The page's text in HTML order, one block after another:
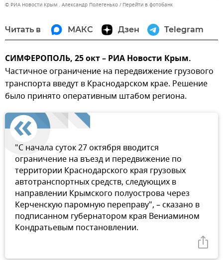
© РИА Новости Крым . Александр Полегенько Перейти в фотобанк
Читать в МАКС Дзен Telegram
СИМФЕРОПОЛЬ, 25 окт – РИА Новости Крым.
Частичное ограничение на передвижение грузового
транспорта введут в Краснодарском крае. Решение
было принято оперативным штабом региона.
"С начала суток 27 октября вводится
ограничение на въезд и передвижение по
территории Краснодарского края грузовых
автотранспортных средств, следующих в
направлении Крымского полуострова через
Керченскую паромную переправу", – сказано в
подписанном губернатором края Вениамином
Кондратьевым постановлении.